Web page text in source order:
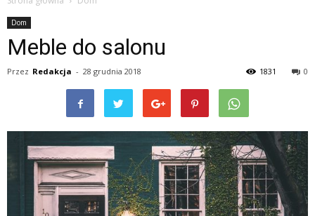
Dom
Meble do salonu
Przez Redakcja - 28 grudnia 2018 0
1831